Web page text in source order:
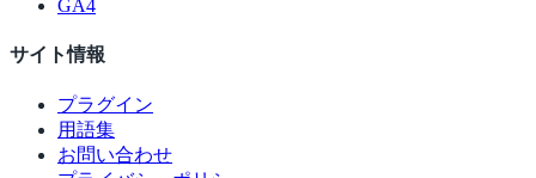
GA4
サイト情報
プラグイン
用語集
お問い合わせ